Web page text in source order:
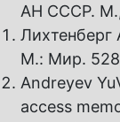
АН СССР. М.,
Лихтенберг
M.: Мир.
Andreyev
access